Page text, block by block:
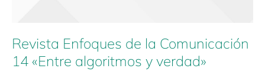
Revista Enfoques de la Comunicación
14 «Entre algoritmos y verdad»